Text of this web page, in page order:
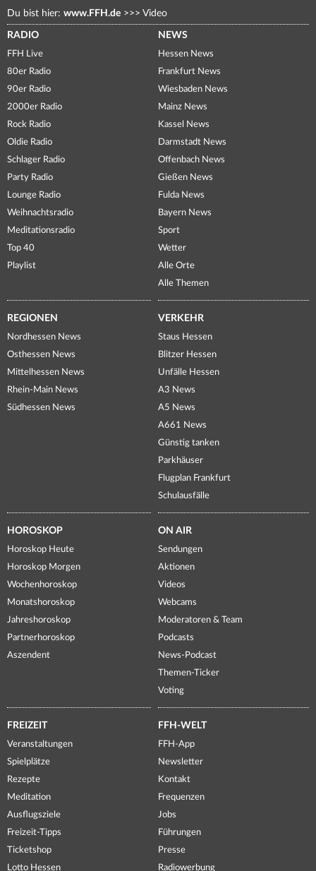
Du bist hier: www.FFH.de >>> Video
RADIO
FFH Live
80er Radio
90er Radio
2000er Radio
Rock Radio
Oldie Radio
Schlager Radio
Party Radio
Lounge Radio
Weihnachtsradio
Meditationsradio
Top 40
Playlist
NEWS
Hessen News
Frankfurt News
Wiesbaden News
Mainz News
Kassel News
Darmstadt News
Offenbach News
Gießen News
Fulda News
Bayern News
Sport
Wetter
Alle Orte
Alle Themen
REGIONEN
Nordhessen News
Osthessen News
Mittelhessen News
Rhein-Main News
Südhessen News
VERKEHR
Staus Hessen
Blitzer Hessen
Unfälle Hessen
A3 News
A5 News
A661 News
Günstig tanken
Parkhäuser
Flugplan Frankfurt
Schulausfälle
HOROSKOP
Horoskop Heute
Horoskop Morgen
Wochenhoroskop
Monatshoroskop
Jahreshoroskop
Partnerhoroskop
Aszendent
ON AIR
Sendungen
Aktionen
Videos
Webcams
Moderatoren & Team
Podcasts
News-Podcast
Themen-Ticker
Voting
FREIZEIT
Veranstaltungen
Spielplätze
Rezepte
Meditation
Ausflugsziele
Freizeit-Tipps
Ticketshop
Lotto Hessen
FFH-WELT
FFH-App
Newsletter
Kontakt
Frequenzen
Jobs
Führungen
Presse
Radiowerbung